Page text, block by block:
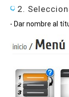
2.
- Dar nombre al